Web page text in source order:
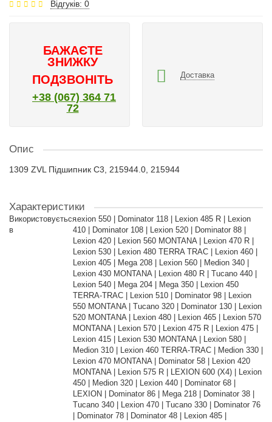
Відгуків: 0
БАЖАЄТЕ
ЗНИЖКУ
ПОДЗВОНІТЬ
+38 (067) 364 71
72
Доставка
Опис
1309 ZVL Підшипник C3, 215944.0, 215944
Характеристики
Використовується
в
Lexion 550 | Dominator 118 | Lexion 485 R | Lexion
410 | Dominator 108 | Lexion 520 | Dominator 88 |
Lexion 420 | Lexion 560 MONTANA | Lexion 470 R |
Lexion 530 | Lexion 480 TERRA TRAC | Lexion 460 |
Lexion 405 | Mega 208 | Lexion 560 | Medion 340 |
Lexion 430 MONTANA | Lexion 480 R | Tucano 440 |
Lexion 540 | Mega 204 | Mega 350 | Lexion 450
TERRA-TRAC | Lexion 510 | Dominator 98 | Lexion
550 MONTANA | Tucano 320 | Dominator 130 | Lexion
520 MONTANA | Lexion 480 | Lexion 465 | Lexion 570
MONTANA | Lexion 570 | Lexion 475 R | Lexion 475 |
Lexion 415 | Lexion 530 MONTANA | Lexion 580 |
Medion 310 | Lexion 460 TERRA-TRAC | Medion 330 |
Lexion 470 MONTANA | Dominator 58 | Lexion 420
MONTANA | Lexion 575 R | LEXION 600 (X4) | Lexion
450 | Medion 320 | Lexion 440 | Dominator 68 |
LEXION | Dominator 86 | Mega 218 | Dominator 38 |
Tucano 340 | Lexion 470 | Tucano 330 | Dominator 76
| Dominator 78 | Dominator 48 | Lexion 485 |